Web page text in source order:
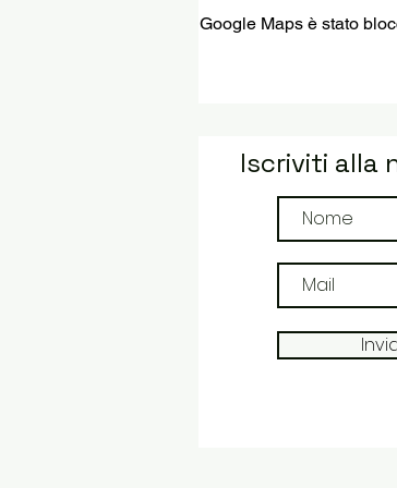
Google Maps è stato
Iscriviti alla